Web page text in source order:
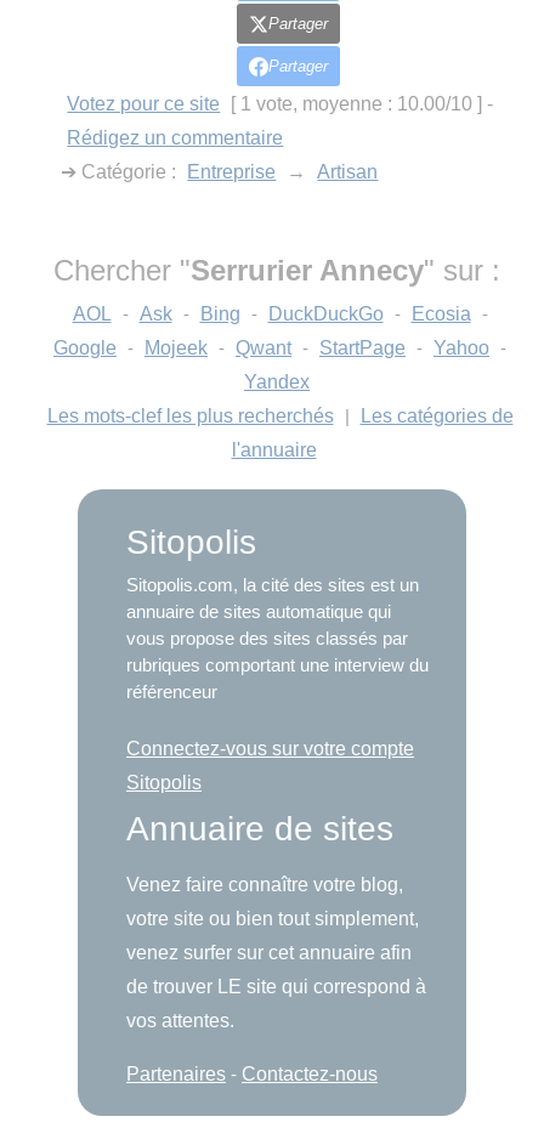
Partager
Partager
Votez pour ce site [ 1 vote, moyenne : 10.00/10 ]-
Rédigez un commentaire
➔ Catégorie :
Entreprise → Artisan
Chercher "Serrurier Annecy" sur :
AOL - Ask - Bing - DuckDuckGo - Ecosia -
Google - Mojeek - Qwant - StartPage - Yahoo -
Yandex
Les mots-clef les plus recherchés
|
Les catégories de
l'annuaire
Sitopolis
Sitopolis.com, la cité des sites est un
annuaire de sites automatique qui
vous propose des sites classés par
rubriques comportant une interview du
référenceur
Connectez-vous sur votre compte
Sitopolis
Annuaire de sites
Venez faire connaître votre blog,
votre site ou bien tout simplement,
venez surfer sur cet annuaire afin
de trouver LE site qui correspond à
vos attentes.
Partenaires - Contactez-nous